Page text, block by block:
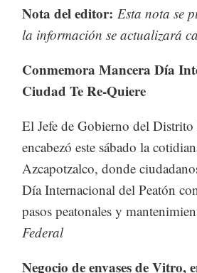
Nota del editor: Esta nota se
la información se actualizará
Conmemora Mancera Día
Ciudad Te Re-Quiere
El Jefe de Gobierno del
encabezó este sábado la
Azcapotzalco, donde
Día Internacional del Peatón
pasos peatonales y
Federal
Negocio de envases de Vitro,